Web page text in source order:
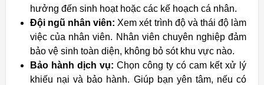
hưởng đến sinh hoạt hoặc các kế hoạch cá nhân.
Đội ngũ nhân viên: Xem xét trình độ và thái độ làm
việc của nhân viên. Nhân viên chuyên nghiệp đảm
bảo vệ sinh toàn diện, không bỏ sót khu vực nào.
Bảo hành dịch vụ: Chọn công ty có cam kết xử lý
khiếu nại và bảo hành. Giúp bạn yên tâm, nếu có